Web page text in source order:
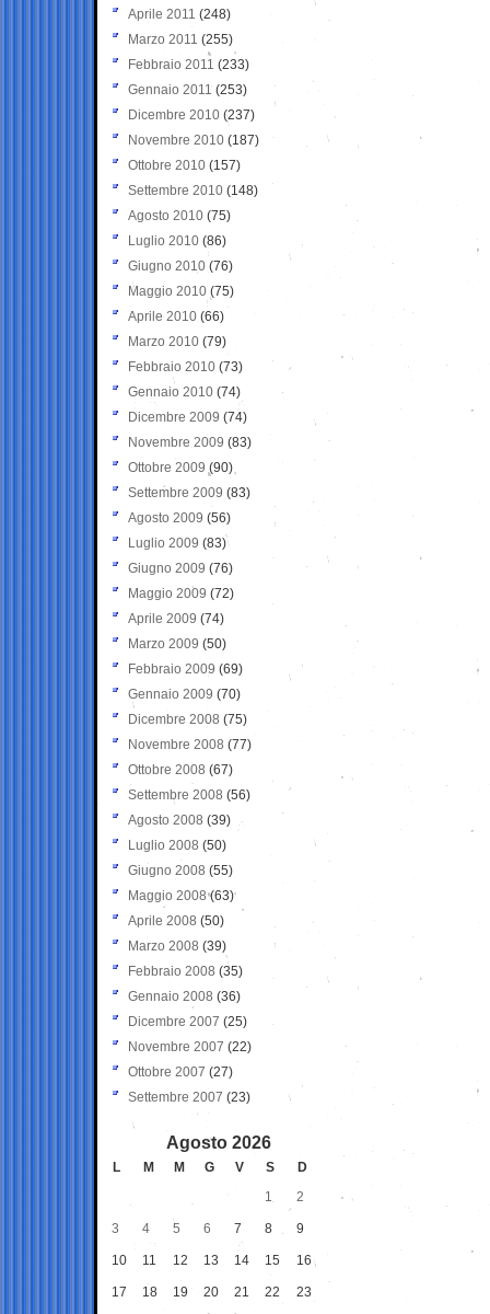
Aprile 2011 (248)
Marzo 2011 (255)
Febbraio 2011 (233)
Gennaio 2011 (253)
Dicembre 2010 (237)
Novembre 2010 (187)
Ottobre 2010 (157)
Settembre 2010 (148)
Agosto 2010 (75)
Luglio 2010 (86)
Giugno 2010 (76)
Maggio 2010 (75)
Aprile 2010 (66)
Marzo 2010 (79)
Febbraio 2010 (73)
Gennaio 2010 (74)
Dicembre 2009 (74)
Novembre 2009 (83)
Ottobre 2009 (90)
Settembre 2009 (83)
Agosto 2009 (56)
Luglio 2009 (83)
Giugno 2009 (76)
Maggio 2009 (72)
Aprile 2009 (74)
Marzo 2009 (50)
Febbraio 2009 (69)
Gennaio 2009 (70)
Dicembre 2008 (75)
Novembre 2008 (77)
Ottobre 2008 (67)
Settembre 2008 (56)
Agosto 2008 (39)
Luglio 2008 (50)
Giugno 2008 (55)
Maggio 2008(63)
Aprile 2008 (50)
Marzo 2008 (39)
Febbraio 2008 (35)
Gennaio 2008 (36)
Dicembre 2007 (25)
Novembre 2007 (22)
Ottobre 2007 (27)
Settembre 2007 (23)
Agosto 2026
L M M G V S
D
1
2
3 4 5 6 7 8 9
10 11 12 13 14 15 16
17 18 19 20 21 22 23